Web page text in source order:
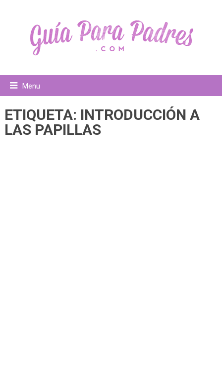
Menu
ETIQUETA: INTRODUCCIÓN A
LAS PAPILLAS